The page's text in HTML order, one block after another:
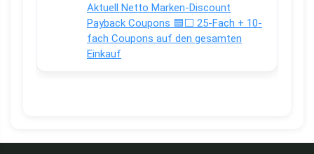
Aktuell Netto Marken-Discount
Payback Coupons 🟦⬜ 25-Fach + 10-
fach Coupons auf den gesamten
Einkauf